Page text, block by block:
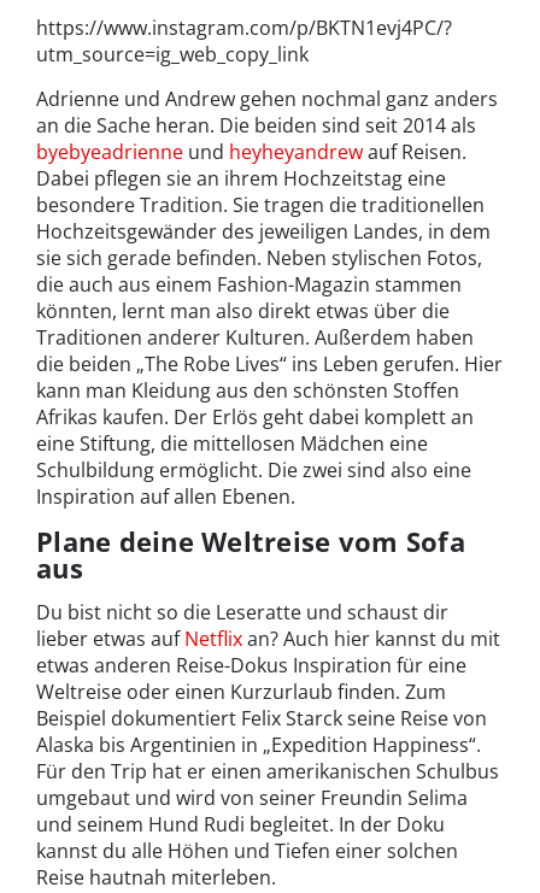
https://www.instagram.com/p/BKTN1evj4PC/?
utm_source=ig_web_copy_link
Adrienne und Andrew gehen nochmal ganz anders
an die Sache heran. Die beiden sind seit 2014 als
byebyeadrienne und heyheyandrewauf Reisen.
Dabei pflegen sie an ihrem Hochzeitstag eine
besondere Tradition. Sie tragen die traditionellen
Hochzeitsgewänder des jeweiligen Landes, in dem
sie sich gerade befinden. Neben stylischen Fotos,
die auch aus einem Fashion-Magazin stammen
könnten, lernt man also direkt etwas über die
Traditionen anderer Kulturen. Außerdem haben
die beiden „The Robe Lives“ ins Leben gerufen. Hier
kann man Kleidung aus den schönsten Stoffen
Afrikas kaufen. Der Erlös geht dabei komplett an
eine Stiftung, die mittellosen Mädchen eine
Schulbildung ermöglicht. Die zwei sind also eine
Inspiration auf allen Ebenen.
Plane deine Weltreise vom Sofa
aus
Du bist nicht so die Leseratte und schaust dir
lieber etwas aufNetflixan? Auch hier kannst du mit
etwas anderen Reise-Dokus Inspiration für eine
Weltreise oder einen Kurzurlaub finden. Zum
Beispiel dokumentiert Felix Starck seine Reise von
Alaska bis Argentinien in „Expedition Happiness“.
Für den Trip hat er einen amerikanischen Schulbus
umgebaut und wird von seiner Freundin Selima
und seinem Hund Rudi begleitet. In der Doku
kannst du alle Höhen und Tiefen einer solchen
Reise hautnah miterleben.